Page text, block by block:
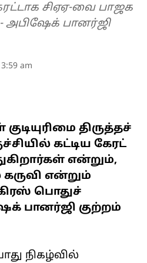
சிஏஏ-வை பாஜக
- அபிஷேக் பானர்ஜி
am
திருத்தச்
கட்டிய கேரட்
என்றும்,
என்றும்
பொதுச்
பானர்ஜி குற்றம்
நிகழ்வில்